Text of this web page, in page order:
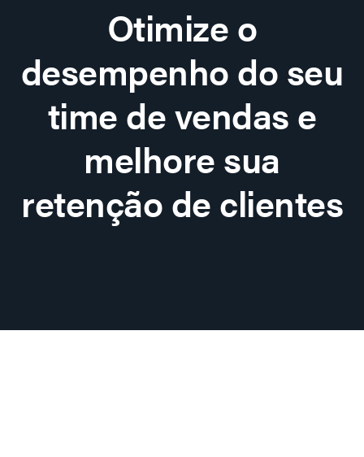
Otimize o
desempenho do seu
time de vendas e
melhore sua
retenção de clientes